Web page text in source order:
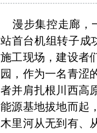
漫步集控走廊，
站首台机组转子成
施工现场，建设者
园，作为一名青涩
者并肩扎根川西高
能源基地拔地而起
木里河从无到有、